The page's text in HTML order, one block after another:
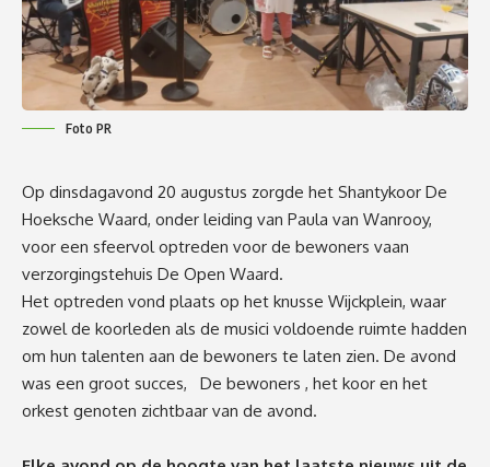
Foto PR
Op dinsdagavond 20 augustus zorgde het Shantykoor De
Hoeksche Waard, onder leiding van Paula van Wanrooy,
voor een sfeervol optreden voor de bewoners vaan
verzorgingstehuis De Open Waard.
Het optreden vond plaats op het knusse Wijckplein, waar
zowel de koorleden als de musici voldoende ruimte hadden
om hun talenten aan de bewoners te laten zien. De avond
was een groot succes, De bewoners , het koor en het
orkest genoten zichtbaar van de avond.